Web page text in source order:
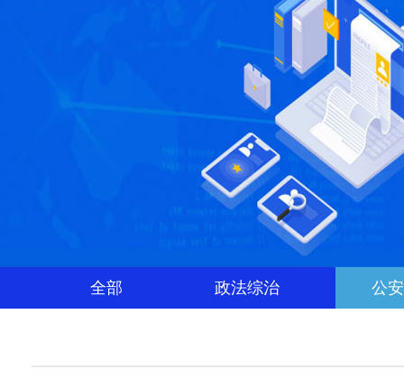
全部 政法综治 公安